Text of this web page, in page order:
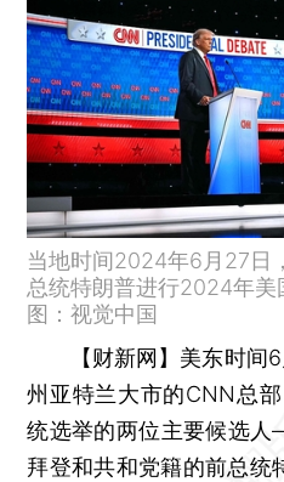
当地时间2024年6月27日
总统特朗普进行2024年美
图：视觉中国
【财新网】 美东时间
州亚特兰大市的CNN总
统选举的两位主要候选
拜登和共和党籍的前总统